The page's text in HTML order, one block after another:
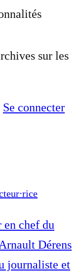
sur les
Se connecter
en chef du
Dérens
journaliste et